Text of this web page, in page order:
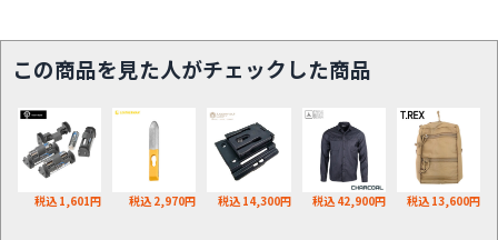
この商品を見た人がチェックした商品
税込 1,601円 税込 2,970円 税込 14,300円 税込 42,900円 税込 13,600円